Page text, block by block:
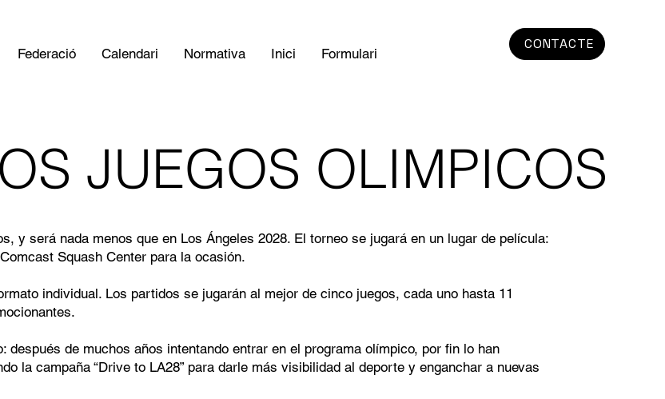
Federació Calendari Normativa Inici Formulari
CONTACTE
JUEGOS OLIMPICOS
y será nada menos que en Los Ángeles 2028. El torneo se jugará en un lugar de película:
Squash Center para la ocasión.
individual. Los partidos se jugarán al mejor de cinco juegos, cada uno hasta 11
de muchos años intentando entrar en el programa olímpico, por fin lo han
la campaña “Drive to LA28” para darle más visibilidad al deporte y enganchar a nuevas